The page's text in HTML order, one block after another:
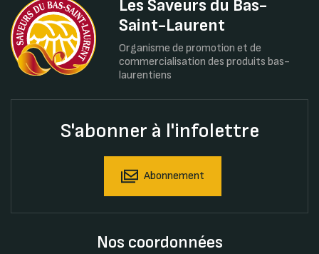
Les Saveurs du Bas-
Saint-Laurent
Organisme de promotion et de
commercialisation des produits bas-
laurentiens
S'abonner à l'infolettre
Abonnement
Nos coordonnées